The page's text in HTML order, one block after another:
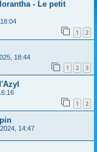
- Le petit
1 2
18:44
1 2 3
1 2
14:47